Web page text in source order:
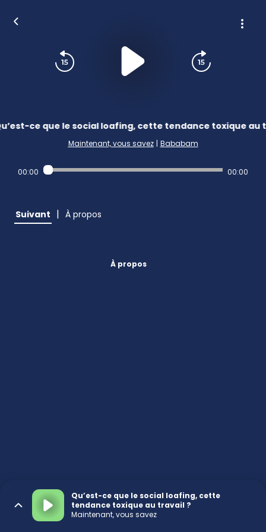
ce que le social loafing, cette tendance toxique au
Maintenant, vous savez | Bababam
00:00 00:00
Suivant | À propos
À propos
Qu’est-ce que le social loafing, cette
tendance toxique au travail ?
Maintenant, vous savez